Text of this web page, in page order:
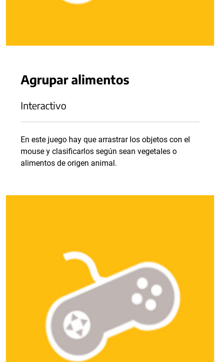
Agrupar alimentos
Interactivo
En este juego hay que arrastrar los objetos con el
mouse y clasificarlos según sean vegetales o
alimentos de origen animal.